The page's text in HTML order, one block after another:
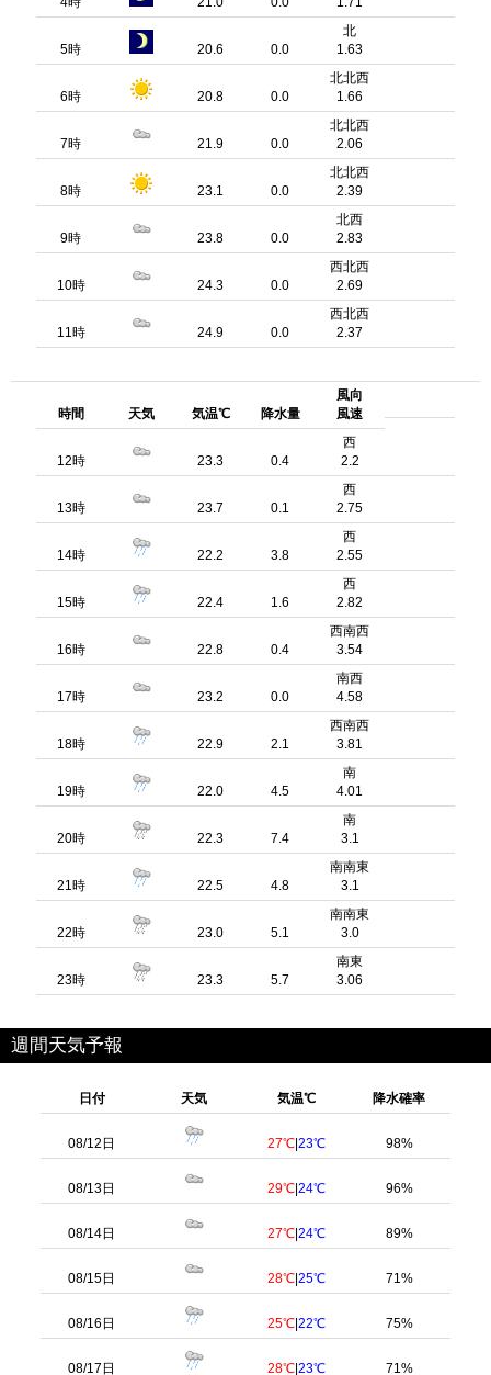
5時 20.6 0.0
北
1.63
6時 20.8 0.0
北北西
1.66
7時 21.9 0.0
北北西
2.06
8時 23.1 0.0
北北西
2.39
9時 23.8 0.0
北西
2.83
10時 24.3 0.0
西北西
2.69
11時 24.9 0.0
西北西
2.37
時間 天気 気温℃ 降水量
風向
風速
12時 23.3 0.4
西
2.2
13時 23.7 0.1
西
2.75
14時 22.2 3.8
西
2.55
15時 22.4 1.6
西
2.82
16時 22.8 0.4
西南西
3.54
17時 23.2 0.0
南西
4.58
18時 22.9 2.1
西南西
3.81
19時 22.0 4.5
南
4.01
20時 22.3 7.4
南
3.1
21時 22.5 4.8
南南東
3.1
22時 23.0 5.1
南南東
3.0
23時 23.3 5.7
南東
3.06
週間天気予報
日付 天気 気温℃ 降水確率
08/12日 27℃ |23℃ 98%
08/13日 29℃ |24℃ 96%
08/14日 27℃ |24℃ 89%
08/15日 28℃ |25℃ 71%
08/16日 25℃ |22℃ 75%
08/17日 28℃ |23℃ 71%